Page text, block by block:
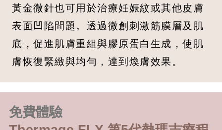
黃金微針也可用於治療妊娠紋或其他皮膚
表面凹陷問題。透過微創刺激筋膜層及肌
底，促進肌膚重組與膠原蛋白生成，使肌
膚恢復緊緻與均勻，達到煥膚效果。
免費體驗